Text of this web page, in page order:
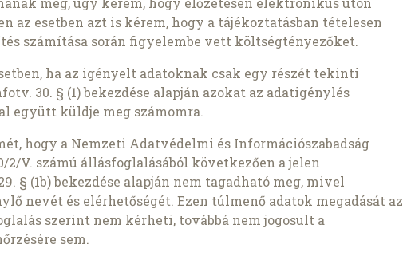
az esetben azt is kérem, hogy a tájékoztatásban tételesen
számítása során figyelembe vett költségtényezőket.
ha az igényelt adatoknak csak egy részét tekinti
30. § (1) bekezdése alapján azokat az adatigénylés
együtt küldje meg számomra.
hogy a Nemzeti Adatvédelmi és Információszabadság
2/V. számú állásfoglalásából következően a jelen
§ (1b) bekezdése alapján nem tagadható meg, mivel
nevét és elérhetőségét. Ezen túlmenő adatok megadását az
szerint nem kérheti, továbbá nem jogosult a
sem.